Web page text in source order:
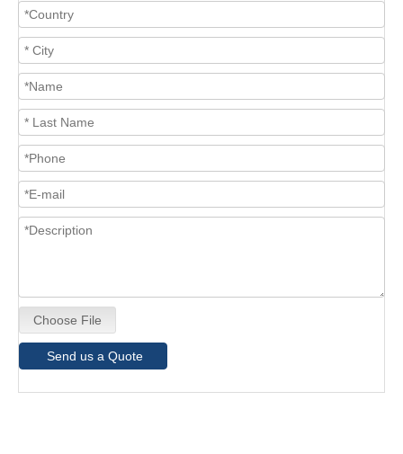
Choose File
Send us a Quote